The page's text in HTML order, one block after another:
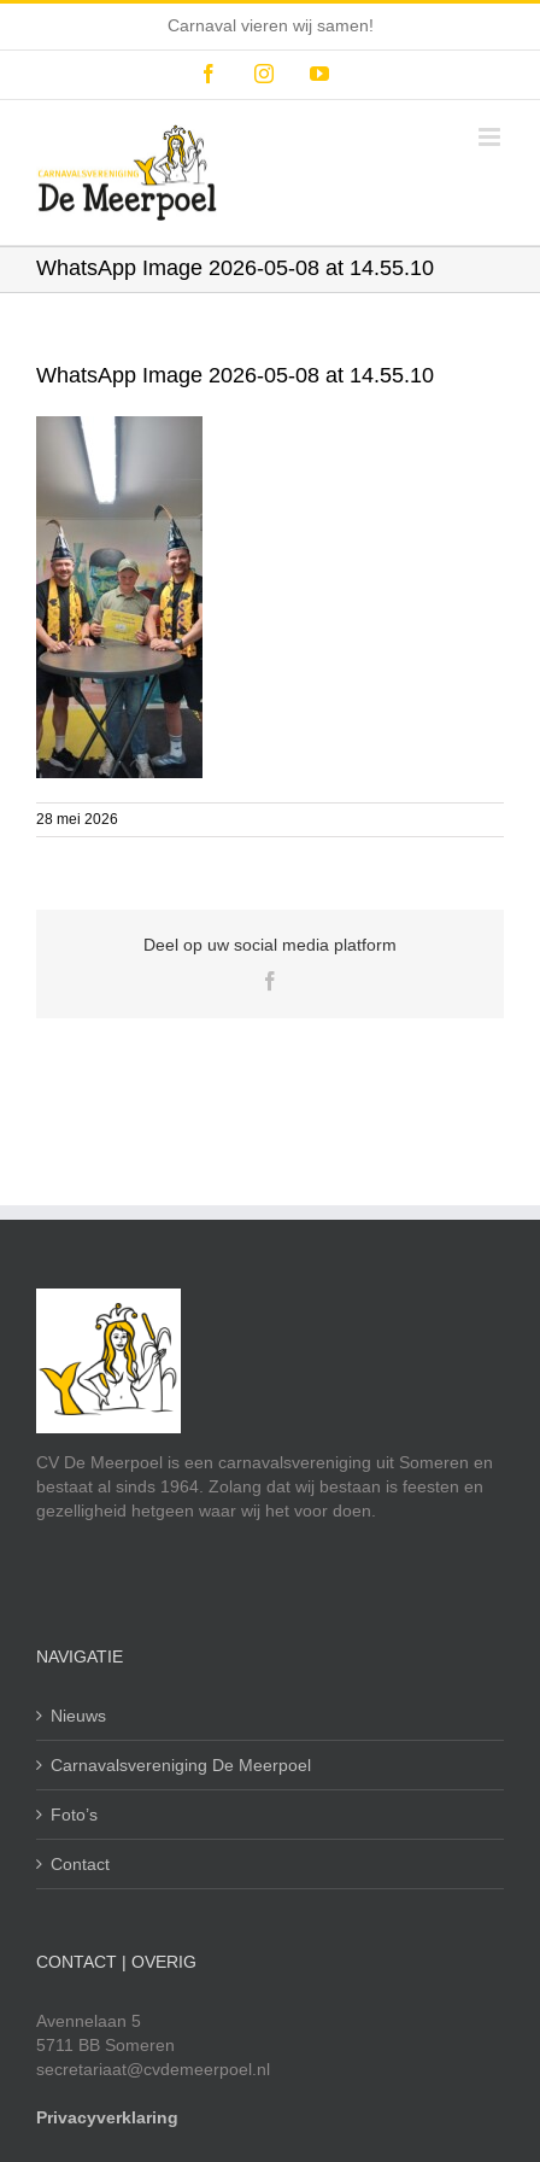
Carnaval vieren wij samen!
FacebookInstagramYouTube
WhatsApp Image 2026-05-08 at 14.55.10
WhatsApp Image 2026-05-08 at 14.55.10
28 mei 2026
Deel op uw social media platform
CV De Meerpoel is een carnavalsvereniging uit Someren en
bestaat al sinds 1964. Zolang dat wij bestaan is feesten en
gezelligheid hetgeen waar wij het voor doen.
NAVIGATIE
Nieuws
Carnavalsvereniging De Meerpoel
Foto’s
Contact
CONTACT | OVERIG
Avennelaan 5
5711 BB Someren
secretariaat@cvdemeerpoel.nl
Privacyverklaring